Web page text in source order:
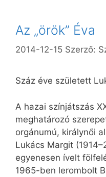
Az „örök” Éva
2014-12-15 Szerző:
Száz éve született
A hazai színjátszás
meghatározó
orgánumú, királynői
Lukács Margit
egyenesen ívelt
1965-ben lerombolt